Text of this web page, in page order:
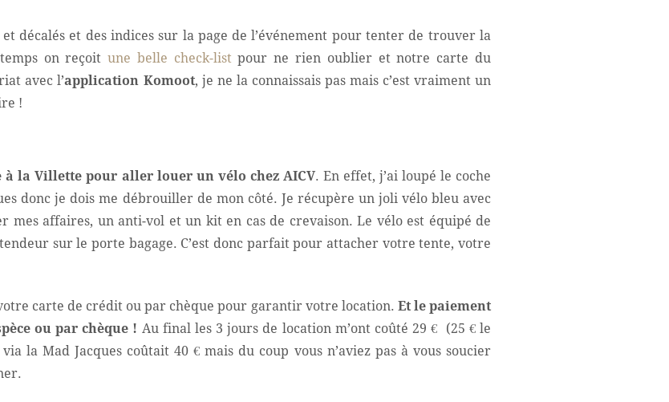
décalés et des indices sur la page de l’événement pour tenter de trouver la
on reçoitune belle check-list pour ne rien oublier et notre carte du
avec l’application Komoot, je ne la connaissais pas mais c’est vraiment un
!
à la Villette pour aller louer un vélo chez AICV. En effet, j’ai loupé le coche
donc je dois me débrouiller de mon côté. Je récupère un joli vélo bleu avec
mes affaires, un anti-vol et un kit en cas de crevaison. Le vélo est équipé de
sur le porte bagage. C’est donc parfait pour attacher votre tente, votre
carte de crédit ou par chèque pour garantir votre location. Et le paiement
ou par chèque ! Au final les 3 jours de location m’ont coûté 29 € (25 € le
la Mad Jacques coûtait 40 € mais du coup vous n’aviez pas à vous soucier